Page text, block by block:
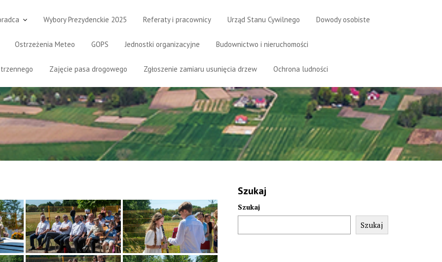
Wybory Prezydenckie 2025 Referaty i pracownicy Urząd Stanu Cywilnego Dowody osobiste
Ostrzeżenia Meteo GOPS Jednostki organizacyjne Budownictwo i nieruchomości
Zajęcie pasa drogowego Zgłoszenie zamiaru usunięcia drzew Ochrona ludności
Szukaj
Szukaj
Szukaj